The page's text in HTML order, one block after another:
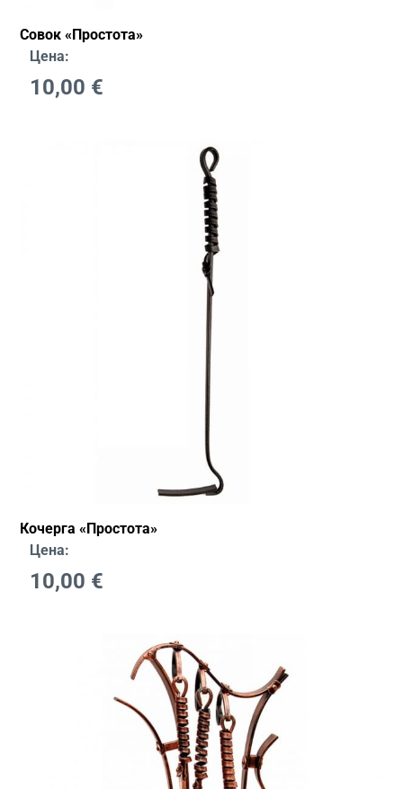
Совок «Простота»
Цена:
10,00 €
Кочерга «Простота»
Цена:
10,00 €